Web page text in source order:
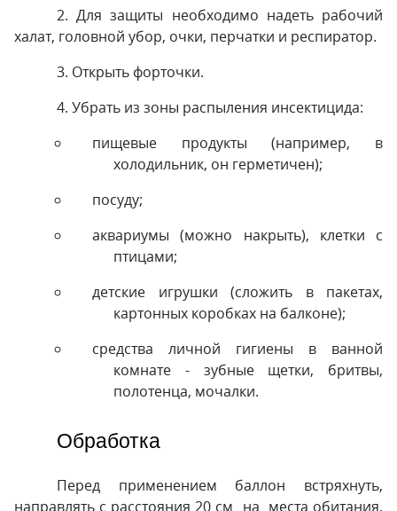
2. Для защиты необходимо надеть рабочий
халат, головной убор, очки, перчатки и респиратор.
3. Открыть форточки.
4. Убрать из зоны распыления инсектицида:
пищевые продукты (например, в
холодильник, он герметичен);
посуду;
аквариумы (можно накрыть), клетки с
птицами;
детские игрушки (сложить в пакетах,
картонных коробках на балконе);
средства личной гигиены в ванной
комнате - зубные щетки, бритвы,
полотенца, мочалки.
Обработка
Перед применением баллон встряхнуть,
направлять с расстояния 20 см на места обитания,